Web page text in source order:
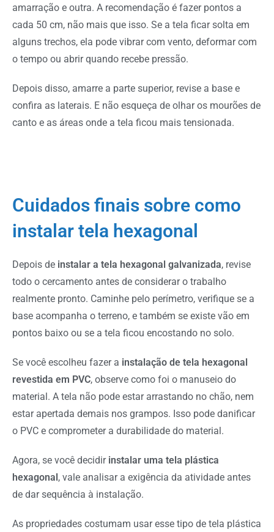
amarração e outra. A recomendação é fazer pontos a
cada 50 cm, não mais que isso. Se a tela ficar solta em
alguns trechos, ela pode vibrar com vento, deformar com
o tempo ou abrir quando recebe pressão.
Depois disso, amarre a parte superior, revise a base e
confira as laterais. E não esqueça de olhar os mourões de
canto e as áreas onde a tela ficou mais tensionada.
Cuidados finais sobre como
instalar tela hexagonal
Depois de instalar a tela hexagonal galvanizada, revise
todo o cercamento antes de considerar o trabalho
realmente pronto. Caminhe pelo perímetro, verifique se a
base acompanha o terreno, e também se existe vão em
pontos baixo ou se a tela ficou encostando no solo.
Se você escolheu fazer a instalação de tela hexagonal
revestida em PVC, observe como foi o manuseio do
material. A tela não pode estar arrastando no chão, nem
estar apertada demais nos grampos. Isso pode danificar
o PVC e comprometer a durabilidade do material.
Agora, se você decidirinstalar uma tela plástica
hexagonal , vale analisar a exigência da atividade antes
de dar sequência à instalação.
As propriedades costumam usar esse tipo de tela plástica